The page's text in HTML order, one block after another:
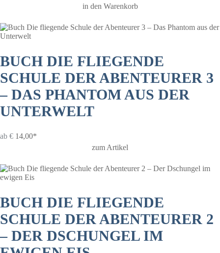
in den Warenkorb
BUCH DIE FLIEGENDE
SCHULE DER ABENTEURER 3
– DAS PHANTOM AUS DER
UNTERWELT
ab € 14,00*
zum Artikel
BUCH DIE FLIEGENDE
SCHULE DER ABENTEURER 2
– DER DSCHUNGEL IM